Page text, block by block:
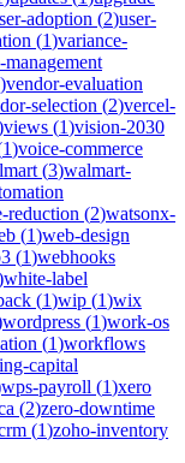
adoption (2)user-
(1)variance-
)vendor-evaluation
selection (2)vercel-
views (1)vision-2030
1)voice-commerce
(3)walmart-
reduction (2)watsonx-
(1)web-design
(1)webhooks
white-label
(1)wip (1)wix
wordpress (1)work-os
(1)workflows
capital
wps-payroll (1)xero
(2)zero-downtime
(1)zoho-inventory